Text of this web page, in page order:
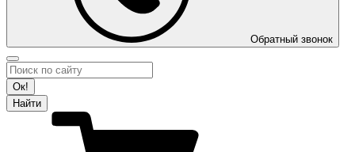
Обратный звонок
Ок!
Найти